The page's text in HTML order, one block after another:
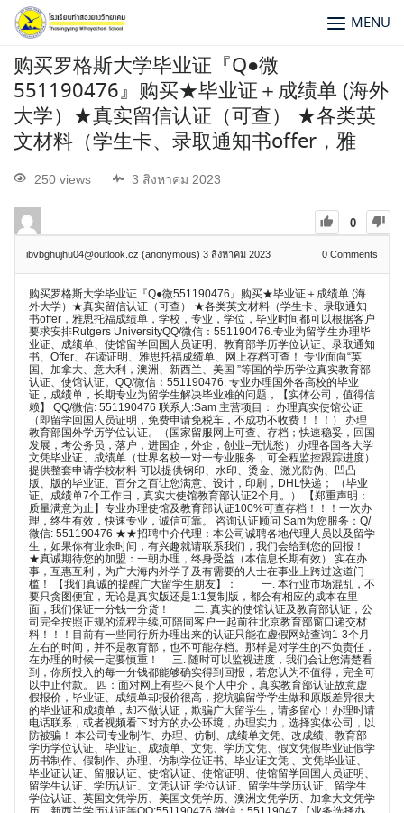
MENU
购买罗格斯大学毕业证『Q●微
551190476』购买★毕业证＋成绩单 (海外
大学）★真实留信认证（可查） ★各类英
文材料（学生卡、录取通知书offer，雅
250 views 3 สิงหาคม 2023
0
ibvbghujhu04@outlook.cz (anonymous) 3 สิงหาคม 2023 0 Comments
购买罗格斯大学毕业证『Q●微551190476』购买★毕业证＋成绩单 (海
外大学）★真实留信认证（可查） ★各类英文材料（学生卡、录取通知
书offer，雅思托福成绩单，学校，专业，学位，毕业时间都可以根据客户
要求安排Rutgers UniversityQQ/微信：551190476.专业为留学生办理毕
业证、成绩单、使馆留学回国人员证明、教育部学历学位认证、录取通知
书、Offer、在读证明、雅思托福成绩单、网上存档可查！ 专业面向“英
国、加拿大、意大利，澳洲、新西兰、美国 ”等国的学历学位真实教育部
认证、使馆认证。QQ/微信：551190476. 专业办理国外各高校的毕业
证，成绩单，长期专业为留学生解决毕业难的问题，【实体公司，值得信
赖】 QQ/微信: 551190476 联系人:Sam 主营项目： 办理真实使馆公证
（即留学回国人员证明，免费申请免税车，不成功不收费！！！） 办理
教育部国外学历学位认证。（国家留服网上可查、存档；快速稳妥，回国
发展，考公务员，落户，进国企，外企，创业–无忧愁） 办理各国各大学
文凭毕业证、成绩单（世界名校一对一专业服务，可全程监控跟踪进度）
提供整套申请学校材料 可以提供钢印、水印、烫金、激光防伪、凹凸
版、版的毕业证、百分之百让您满意、设计，印刷，DHL快递； （毕业
证、成绩单7个工作日，真实大使馆教育部认证2个月。） 【郑重声明：
质量满意为止】专业办理使馆及教育部认证100%可查存档！！！一次办
理，终生有效，快速专业，诚信可靠。 咨询认证顾问 Sam为您服务：Q/
微信: 551190476 ★★招聘中介代理：本公司诚聘各地代理人员以及留学
生，如果你有业余时间，有兴趣就请联系我们，我们会给到您的回报！
★真诚期待您的加盟：一朝办理，终身受益（本信息长期有效） 实在办
事，互惠互利，为广大海内外学子及有需要的人士在事业上跨过这道门
槛！ 【我们真诚的提醒广大留学生朋友】： 一. 本行业市场混乱，不
要只贪图便宜，无论是真实版还是1:1复制版，都会有相应的成本在里
面，我们保证一分钱一分货！ 二. 真实的使馆认证及教育部认证，公
司完全按照正规的流程手续,可陪同客户一起前往北京教育部窗口递交材
料！！！目前有一些同行所办理出来的认证只能在虚假网站查询1-3个月
左右的时间，并不是教育部，也不可能存档。那样是对学生的不负责任，
在办理的时候一定要慎重！ 三. 随时可以监视进度，我们会让您清楚看
到，你所投入的每一分钱都能够确实得到回报，若您认为不值得，完全可
以中止付款。 四：面对网上有些不良个人中介，真实教育部认证故意虚
假报价，毕业证、成绩单却报价很高，挖坑骗留学学生做和原版差异很大
的毕业证和成绩单，却不做认证，欺骗广大留学生，请多留心！办理时请
电话联系，或者视频看下对方的办公环境，办理实力，选择实体公司，以
防被骗！ 本公司专业制作、办理、仿制、成绩单文凭、改成绩、教育部
学历学位认证、毕业证、成绩单、文凭、学历文凭、假文凭假毕业证假学
历书制作、假制作、办理、仿制学位证书、毕业证文凭 、文凭毕业证、
毕业证认证、留服认证、使馆认证、使馆证明、使馆留学回国人员证明、
留学生认证、学历认证、文凭认证 学位认证、留学生学历认证、留学生
学位认证、英国文凭学历、美国文凭学历、澳洲文凭学历、加拿大文凭学